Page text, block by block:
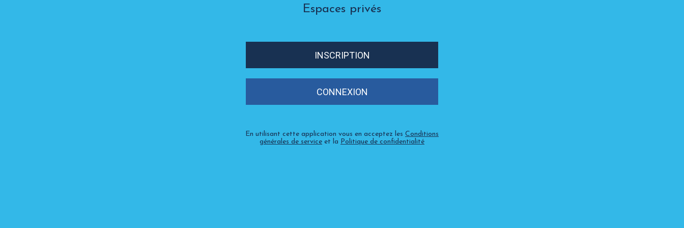
Espaces privés
INSCRIPTION
CONNEXION
En utilisant cette application vous en acceptez les Conditions
générales de service et la Politique de confidentialité